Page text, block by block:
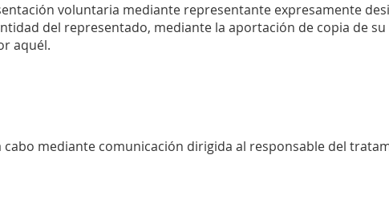
voluntaria mediante representante expresamente
del representado, mediante la aportación de copia de
aquél.
cabo mediante comunicación dirigida al responsable del